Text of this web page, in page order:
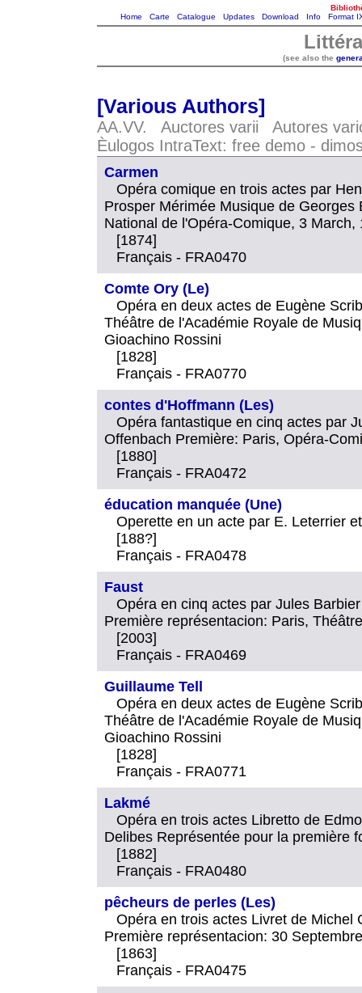
Home
Carte Catalogue Updates Download Info Format
(see also the
[Various Authors]
AA.VV. Auctores varii Autores
Èulogos IntraText: free demo -
Carmen
Opéra comique en trois actes par
Prosper Mérimée Musique de
National de l'Opéra-Comique, 3 March,
[1874]
Français - FRA0470
Comte Ory (Le)
Opéra en deux actes de Eugène
Théâtre de l'Académie Royale de
Gioachino Rossini
[1828]
Français - FRA0770
contes d'Hoffmann (Les)
Opéra fantastique en cinq actes par
Offenbach Première: Paris, Opéra-
[1880]
Français - FRA0472
éducation manquée (Une)
Operette en un acte par E. Leterrier
[188?]
Français - FRA0478
Faust
Opéra en cinq actes par Jules
Première représentacion: Paris,
[2003]
Français - FRA0469
Guillaume Tell
Opéra en deux actes de Eugène
Théâtre de l'Académie Royale de
Gioachino Rossini
[1828]
Français - FRA0771
Lakmé
Opéra en trois actes Libretto de
Delibes Représentée pour la première
[1882]
Français - FRA0480
pêcheurs de perles (Les)
Opéra en trois actes Livret de Michel
Première représentacion: 30
[1863]
Français - FRA0475